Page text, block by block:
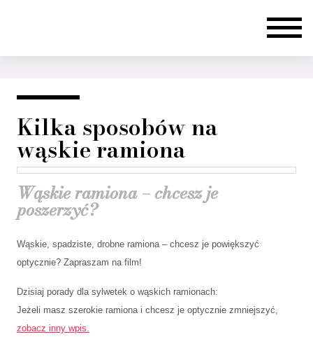
Kilka sposobów na
wąskie ramiona
Wąskie ramiona – chcesz je
poszerzyć?
Wąskie, spadziste, drobne ramiona – chcesz je powiększyć
optycznie? Zapraszam na film!
Dzisiaj porady dla sylwetek o wąskich ramionach:
Jeżeli masz szerokie ramiona i chcesz je optycznie zmniejszyć,
zobacz inny wpis.